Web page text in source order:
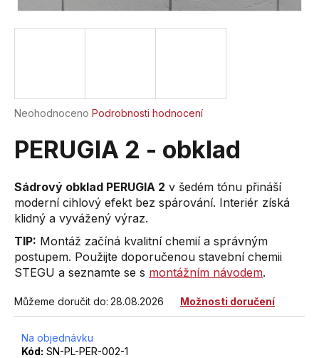
Průměrné
produktu
je
z
5
hvězdiček.
Neohodnoceno Podrobnosti hodnocení
PERUGIA 2 - obklad
Sádrový obklad PERUGIA 2 v šedém tónu přináší
moderní cihlový efekt bez spárování. Interiér získá
klidný a vyvážený výraz.
TIP: Montáž začíná kvalitní chemií a správným
postupem. Použijte doporučenou stavební chemii
STEGU a seznamte se s montážním návodem.
Můžeme doručit do: 28.08.2026 Možnosti doručení
Na objednávku
Kód: SN-PL-PER-002-1
D
o
p
o
u
č
u